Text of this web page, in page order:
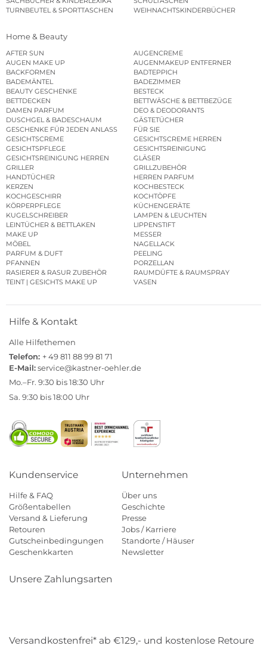
TURNBEUTEL & SPORTTASCHEN
WEIHNACHTSKINDERBÜCHER
Home & Beauty
AFTER SUN
AUGENCREME
AUGEN MAKE UP
AUGENMAKEUP ENTFERNER
BACKFORMEN
BADTEPPICH
BADEMÄNTEL
BADEZIMMER
BEAUTY GESCHENKE
BESTECK
BETTDECKEN
BETTWÄSCHE & BETTBEZÜGE
DAMEN PARFUM
DEO & DEODORANTS
DUSCHGEL & BADESCHAUM
GÄSTETÜCHER
GESCHENKE FÜR JEDEN ANLASS
FÜR SIE
GESICHTSCREME
GESICHTSCREME HERREN
GESICHTSPFLEGE
GESICHTSREINIGUNG
GESICHTSREINIGUNG HERREN
GLÄSER
GRILLER
GRILLZUBEHÖR
HANDTÜCHER
HERREN PARFUM
KERZEN
KOCHBESTECK
KOCHGESCHIRR
KOCHTÖPFE
KÖRPERPFLEGE
KÜCHENGERÄTE
KUGELSCHREIBER
LAMPEN & LEUCHTEN
LEINTÜCHER & BETTLAKEN
LIPPENSTIFT
MAKE UP
MESSER
MÖBEL
NAGELLACK
PARFUM & DUFT
PEELING
PFANNEN
PORZELLAN
RASIERER & RASUR ZUBEHÖR
RAUMDÜFTE & RAUMSPRAY
TEINT | GESICHTS MAKE UP
VASEN
Hilfe & Kontakt
Alle Hilfethemen
Telefon: + 49 811 88 99 81 71
E-Mail:service@kastner-oehler.de
Mo.–Fr. 9:30 bis 18:30 Uhr
Sa. 9:30 bis 18:00 Uhr
Kundenservice
Hilfe & FAQ
Größentabellen
Versand & Lieferung
Retouren
Gutscheinbedingungen
Geschenkkarten
Unternehmen
Über uns
Geschichte
Presse
Jobs / Karriere
Standorte / Häuser
Newsletter
Unsere Zahlungsarten
Versandkostenfrei* ab €129,- und kostenlose Retoure